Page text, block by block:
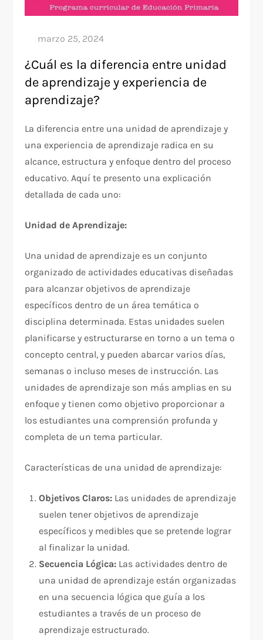
¿Cuál es la diferencia entre unidad
de aprendizaje y experiencia de
aprendizaje?
La diferencia entre una unidad de aprendizaje y
una experiencia de aprendizaje radica en su
alcance, estructura y enfoque dentro del proceso
educativo. Aquí te presento una explicación
detallada de cada uno:
Unidad de Aprendizaje:
Una unidad de aprendizaje es un conjunto
organizado de actividades educativas diseñadas
para alcanzar objetivos de aprendizaje
específicos dentro de un área temática o
disciplina determinada. Estas unidades suelen
planificarse y estructurarse en torno a un tema o
concepto central, y pueden abarcar varios días,
semanas o incluso meses de instrucción. Las
unidades de aprendizaje son más amplias en su
enfoque y tienen como objetivo proporcionar a
los estudiantes una comprensión profunda y
completa de un tema particular.
Características de una unidad de aprendizaje:
Objetivos Claros: Las unidades de aprendizaje
suelen tener objetivos de aprendizaje
específicos y medibles que se pretende lograr
al finalizar la unidad.
Secuencia Lógica: Las actividades dentro de
una unidad de aprendizaje están organizadas
en una secuencia lógica que guía a los
estudiantes a través de un proceso de
aprendizaje estructurado.